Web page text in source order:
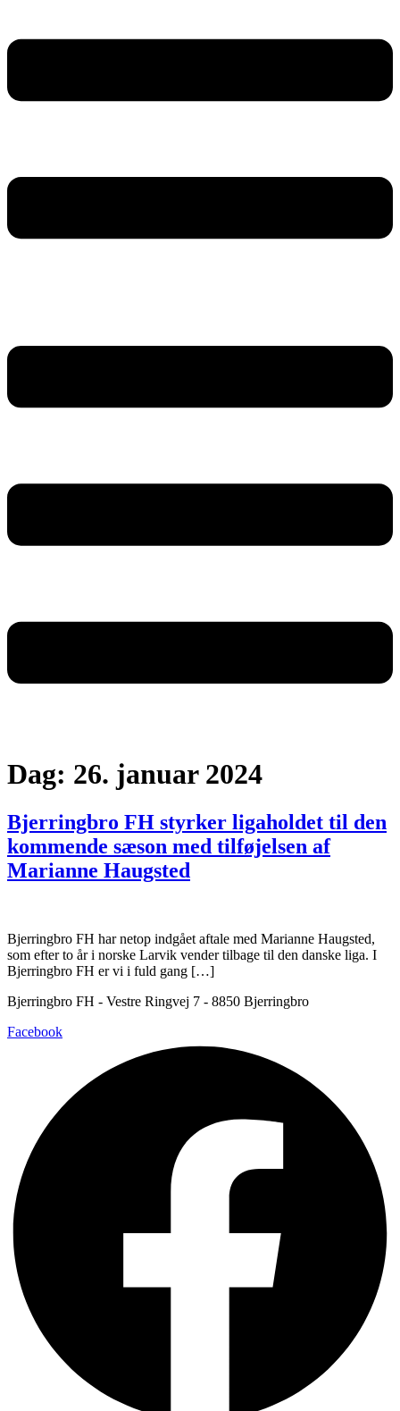
Dag: 26. januar 2024
Bjerringbro FH styrker ligaholdet til den
kommende sæson med tilføjelsen af
Marianne Haugsted
Bjerringbro FH har netop indgået aftale med Marianne Haugsted,
som efter to år i norske Larvik vender tilbage til den danske liga. I
Bjerringbro FH er vi i fuld gang […]
Bjerringbro FH - Vestre Ringvej 7 - 8850 Bjerringbro
Facebook